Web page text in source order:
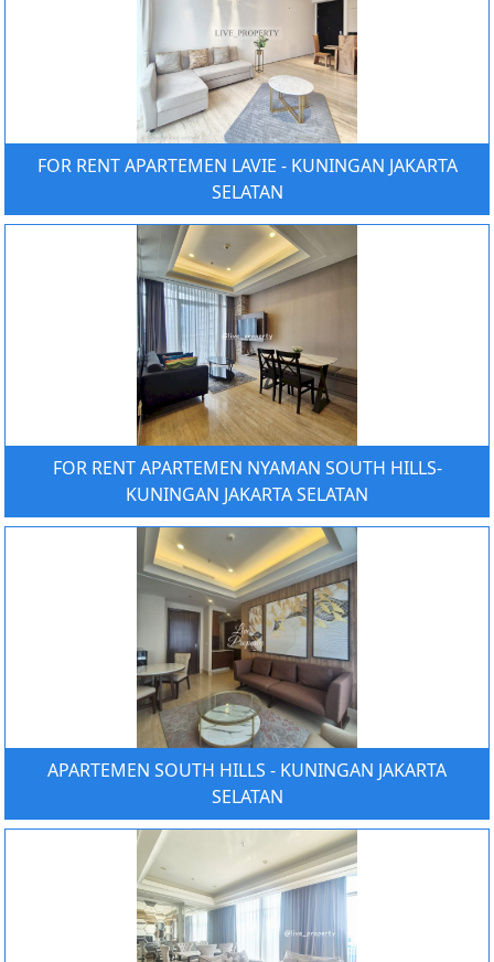
FOR RENT APARTEMEN LAVIE - KUNINGAN JAKARTA
SELATAN
FOR RENT APARTEMEN NYAMAN SOUTH HILLS-
KUNINGAN JAKARTA SELATAN
APARTEMEN SOUTH HILLS - KUNINGAN JAKARTA
SELATAN